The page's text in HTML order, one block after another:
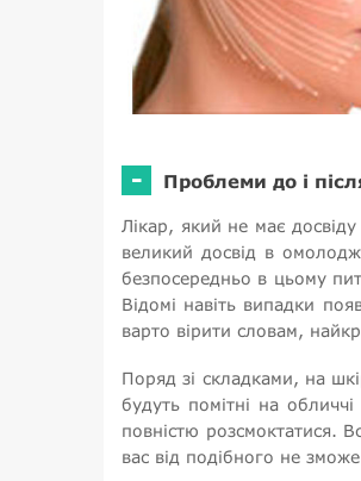
- Проблеми до і
Лікар, який не має
великий досвід в
безпосередньо в цьому
Відомі навіть випадки
варто вірити словам,
Поряд зі складками, на
будуть помітні на
повністю розсмоктатися.
вас від подібного не